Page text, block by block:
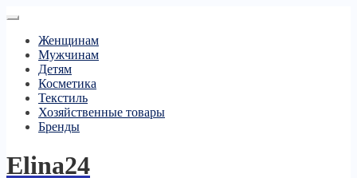
Женщинам
Мужчинам
Детям
Косметика
Текстиль
Хозяйственные товары
Бренды
Elina24